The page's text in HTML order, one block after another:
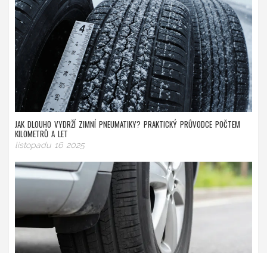
JAK DLOUHO VYDRŽÍ ZIMNÍ PNEUMATIKY? PRAKTICKÝ PRŮVODCE POČTEM
KILOMETRŮ A LET
listopadu 16 2025